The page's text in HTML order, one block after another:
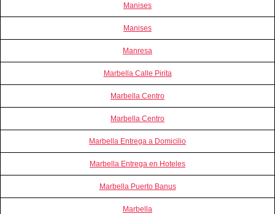
Manises
Manises
Manresa
Marbella Calle Pirita
Marbella Centro
Marbella Centro
Marbella Entrega a Domicilio
Marbella Entrega en Hoteles
Marbella Puerto Banus
Marbella